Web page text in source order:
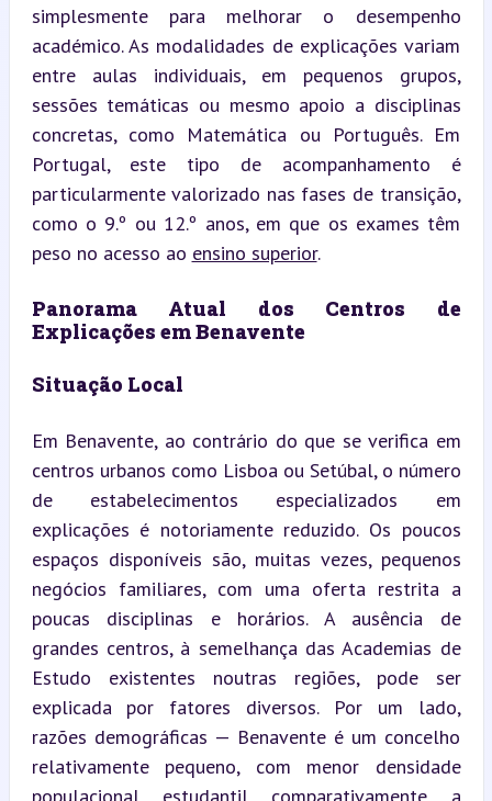
simplesmente para melhorar o desempenho
académico. As modalidades de explicações variam
entre aulas individuais, em pequenos grupos,
sessões temáticas ou mesmo apoio a disciplinas
concretas, como Matemática ou Português. Em
Portugal, este tipo de acompanhamento é
particularmente valorizado nas fases de transição,
como o 9.º ou 12.º anos, em que os exames têm
peso no acesso ao ensino superior.
Panorama Atual dos Centros de
Explicações em Benavente
Situação Local
Em Benavente, ao contrário do que se verifica em
centros urbanos como Lisboa ou Setúbal, o número
de estabelecimentos especializados em
explicações é notoriamente reduzido. Os poucos
espaços disponíveis são, muitas vezes, pequenos
negócios familiares, com uma oferta restrita a
poucas disciplinas e horários. A ausência de
grandes centros, à semelhança das Academias de
Estudo existentes noutras regiões, pode ser
explicada por fatores diversos. Por um lado,
razões demográficas — Benavente é um concelho
relativamente pequeno, com menor densidade